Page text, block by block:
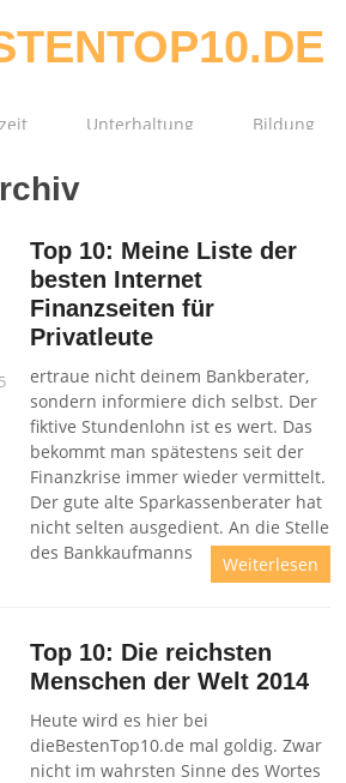
Unterhaltung Bildung
Gesundheit
Top 10: Meine Liste der
besten Internet
Finanzseiten für
Privatleute
ertraue nicht deinem Bankberater,
sondern informiere dich selbst. Der
fiktive Stundenlohn ist es wert. Das
bekommt man spätestens seit der
Finanzkrise immer wieder vermittelt.
Der gute alte Sparkassenberater hat
nicht selten ausgedient. An die Stelle
des Bankkaufmanns
Weiterlesen
Top 10: Die reichsten
Menschen der Welt 2014
Heute wird es hier bei
dieBestenTop10.de mal goldig. Zwar
nicht im wahrsten Sinne des Wortes